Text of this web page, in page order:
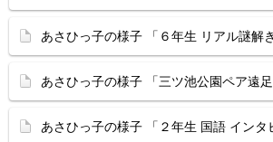
あさひっ子の様子 「６年生 リアル謎解
あさひっ子の様子 「三ツ池公園ペア遠足
あさひっ子の様子 「２年生 国語 インタ